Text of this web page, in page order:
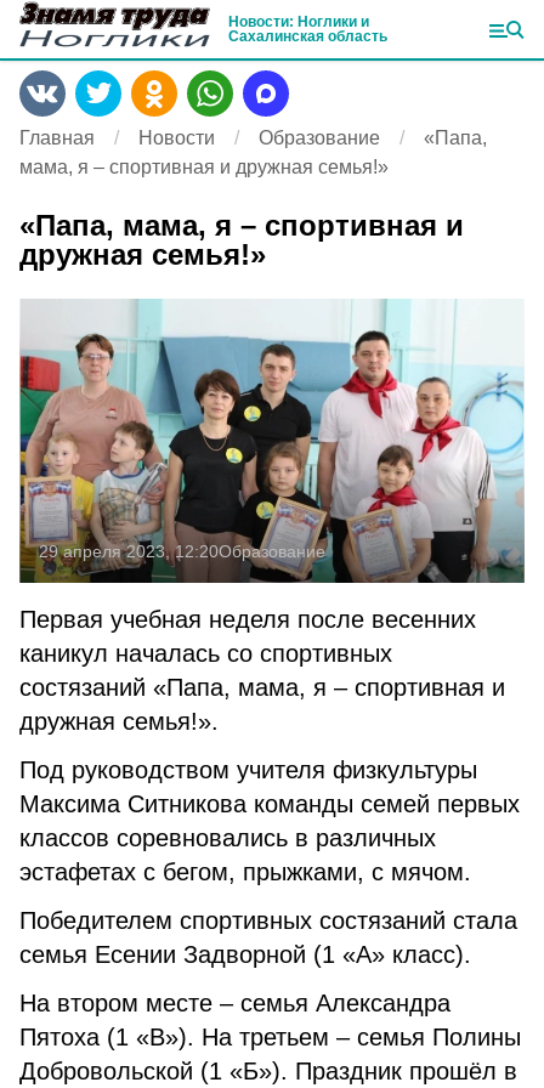
Новости: Ноглики и
Сахалинская область
Главная Новости Образование
«Папа,
мама, я – спортивная и дружная семья!»
«Папа, мама, я – спортивная и
дружная семья!»
29 апреля 2023, 12:20Образование
Первая учебная неделя после весенних
каникул началась со спортивных
состязаний «Папа, мама, я – спортивная и
дружная семья!».
Под руководством учителя физкультуры
Максима Ситникова команды семей первых
классов соревновались в различных
эстафетах с бегом, прыжками, с мячом.
Победителем спортивных состязаний стала
семья Есении Задворной (1 «А» класс).
На втором месте – семья Александра
Пятоха (1 «В»). На третьем – семья Полины
Добровольской (1 «Б»). Праздник прошёл в